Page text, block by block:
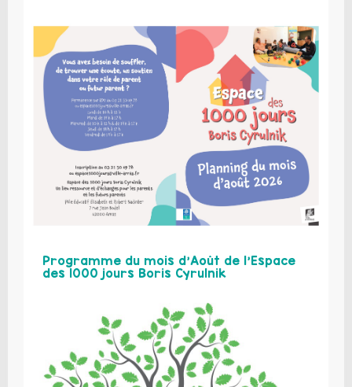
Programme du mois d’Août de l’Espace
des 1000 jours Boris Cyrulnik